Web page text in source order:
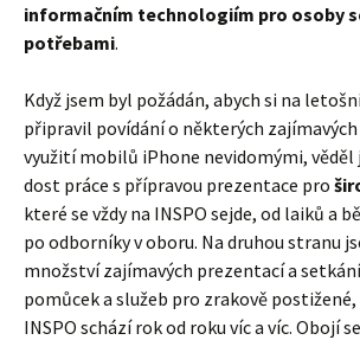
informačním technologiím pro osoby
potřebami.
Když jsem byl požádán, abych si na
připravil povídání o některých
využití mobilů iPhone nevidomými, věděl
dost práce s přípravou prezentace pro
které se vždy na INSPO sejde, od laiků a
po odborníky v oboru. Na druhou stranu
množství zajímavých prezentací a
pomůcek a služeb pro zrakově
INSPO schází rok od roku víc a víc. Obojí